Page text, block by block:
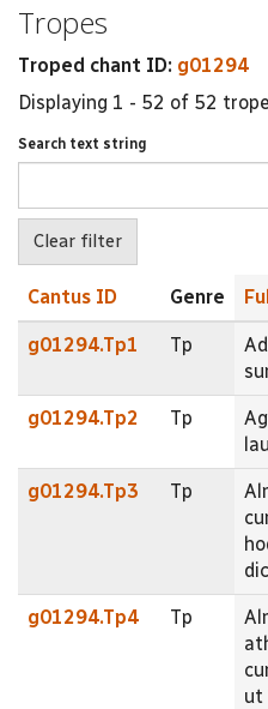
Tropes
Troped chant ID: g01294
Displaying 1 - 52 of 52
Search text string
Cantus ID Genre
g01294.Tp1 Tp
g01294.Tp2 Tp
g01294.Tp3 Tp
g01294.Tp4 Tp
ut